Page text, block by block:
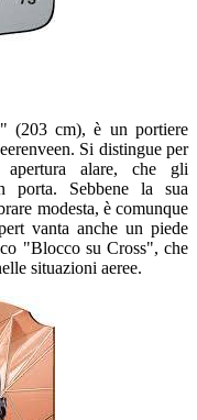
(203 cm), è un portiere
Si distingue per
alare, che gli
porta. Sebbene la sua
modesta, è comunque
vanta anche un piede
"Blocco su Cross", che
situazioni aeree.